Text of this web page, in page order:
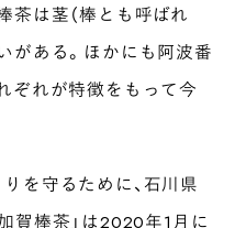
茶は茎（棒とも呼ばれ
がある。ほかにも阿波番
ぞれが特徴をもって今
を守るために、石川県
賀棒茶」は2020年1月に